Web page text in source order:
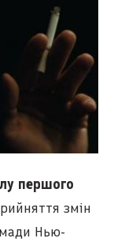
першого
змін
Нью-